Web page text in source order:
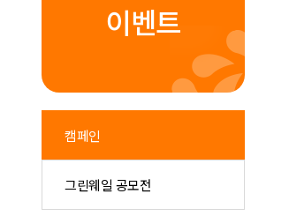
이벤트
캠페인
그린웨일 공모전